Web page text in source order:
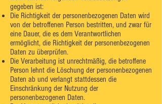
gegeben ist:
Die Richtigkeit der personenbezogenen Daten wird
von der betroffenen Person bestritten, und zwar für
eine Dauer, die es dem Verantwortlichen
ermöglicht, die Richtigkeit der personenbezogenen
Daten zu überprüfen.
Die Verarbeitung ist unrechtmäßig, die betroffene
Person lehnt die Löschung der personenbezogenen
Daten ab und verlangt stattdessen die
Einschränkung der Nutzung der
personenbezogenen Daten.